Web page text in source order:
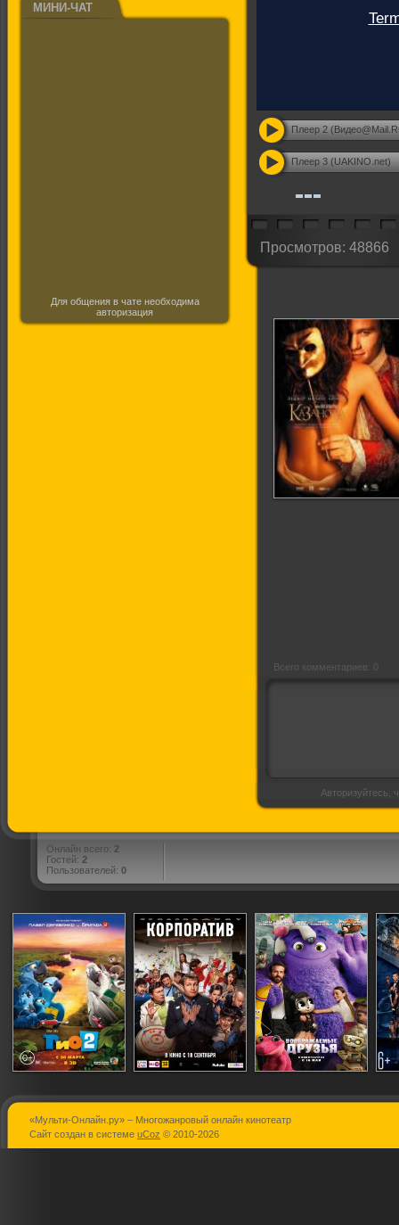
МИНИ-ЧАТ
Для общения в чате необходима
авторизация
Плеер 2
Плеер 3 (UAKINO.net)
Просмотров: 48866
Всего комментариев: 0
Авторизуйтесь,
Онлайн всего: 2
Гостей: 2
Пользователей: 0
Рио 2 Корпоратив
«Мульти-Онлайн.ру» – Многожанровый онлайн кинотеатр
Сайт создан в системе uCoz © 2010-2026